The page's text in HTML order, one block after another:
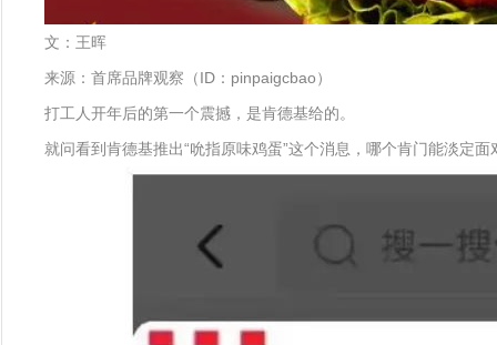
文：王晖
来源：首席品牌观察（ID：pinpaigcbao）
打工人开年后的第一个震撼，是肯德基给的。
就问看到肯德基推出“吮指原味鸡蛋”这个消息，哪个肯门能淡定面